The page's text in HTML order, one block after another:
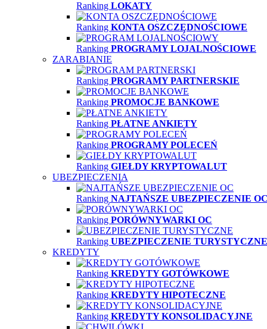
Ranking LOKATY
Ranking KONTA OSZCZĘDNOŚCIOWE
Ranking PROGRAMY LOJALNOŚCIOWE
ZARABIANIE
Ranking PROGRAMY PARTNERSKIE
Ranking PROMOCJE BANKOWE
Ranking PŁATNE ANKIETY
Ranking PROGRAMY POLECEŃ
Ranking GIEŁDY KRYPTOWALUT
UBEZPIECZENIA
Ranking NAJTAŃSZE UBEZPIECZENIE
Ranking PORÓWNYWARKI OC
Ranking UBEZPIECZENIE TURYSTYCZNE
KREDYTY
Ranking KREDYTY GOTÓWKOWE
Ranking KREDYTY HIPOTECZNE
Ranking KREDYTY KONSOLIDACYJNE